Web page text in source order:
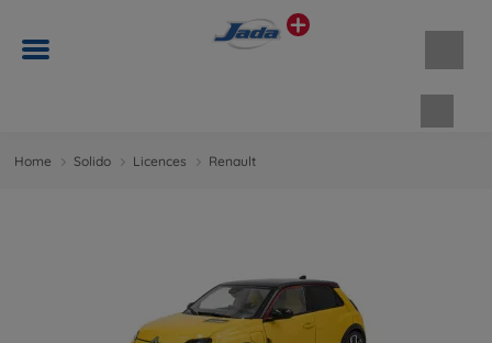
Home Solido Licences Renault